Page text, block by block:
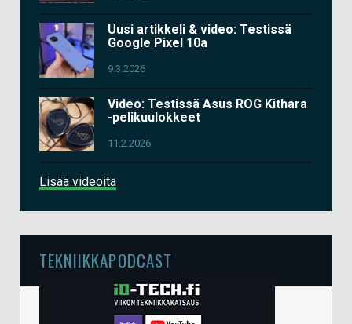
Uusi artikkeli & video: Testissä
Google Pixel 10a
9.3.2026
Video: Testissä Asus ROG Kithara
-pelikuulokkeet
11.2.2026
Lisää videoita
TEKNIIKKAPODCAST